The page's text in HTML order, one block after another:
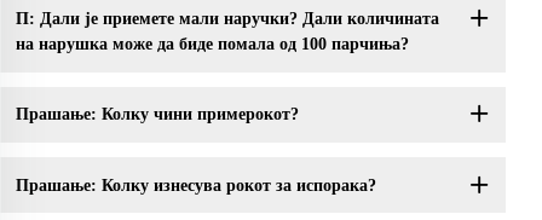
П: Дали је приемете мали наручки? Дали количината
на нарушка може да биде помала од 100 парчиња?
Прашање: Колку чини примерокот?
Прашање: Колку изнесува рокот за испорака?